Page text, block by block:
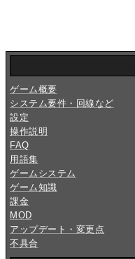
ゲーム概要
システム要件・回線など
設定
操作説明
FAQ
用語集
ゲームシステム
ゲーム知識
課金
MOD
アップデート・変更点
不具合